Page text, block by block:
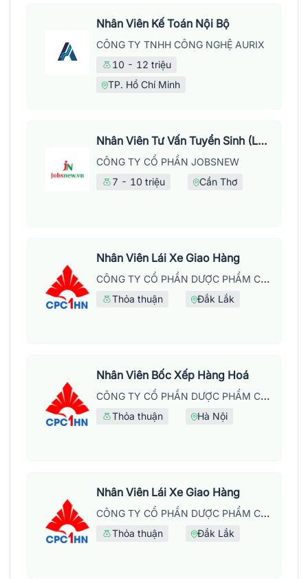
Nhân Viên Kế Toán Nội Bộ
CÔNG TY TNHH CÔNG NGHỆ AURIX
10 - 12 triệu
TP. Hồ Chí Minh
Nhân Viên Tư Vấn Tuyển Sinh (Làm Việc Tại Văn Phòng)
CÔNG TY CỔ PHẦN JOBSNEW
7 - 10 triệu
Cần Thơ
Nhân Viên Lái Xe Giao Hàng
CÔNG TY CỔ PHẦN DƯỢC PHẨM CPC1 HÀ NỘI
Thỏa thuận Đắk Lắk
Nhân Viên Bốc Xếp Hàng Hoá
CÔNG TY CỔ PHẦN DƯỢC PHẨM CPC1 HÀ NỘI
Thỏa thuận Hà Nội
Nhân Viên Lái Xe Giao Hàng
CÔNG TY CỔ PHẦN DƯỢC PHẨM CPC1 HÀ NỘI
Thỏa thuận Đắk Lắk